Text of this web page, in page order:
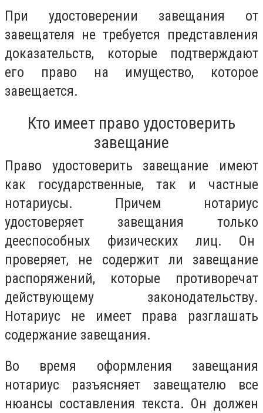
При удостоверении завещания от
завещателя не требуется представления
доказательств, которые подтверждают
его право на имущество, которое
завещается.
Кто имеет право удостоверить
завещание
Право удостоверить завещание имеют
как государственные, так и частные
нотариусы. Причем нотариус
удостоверяет завещания только
дееспособных физических лиц. Он
проверяет, не содержит ли завещание
распоряжений, которые противоречат
действующему законодательству.
Нотариус не имеет права разглашать
содержание завещания.
Во время оформления завещания
нотариус разъясняет завещателю все
нюансы составления текста. Он должен